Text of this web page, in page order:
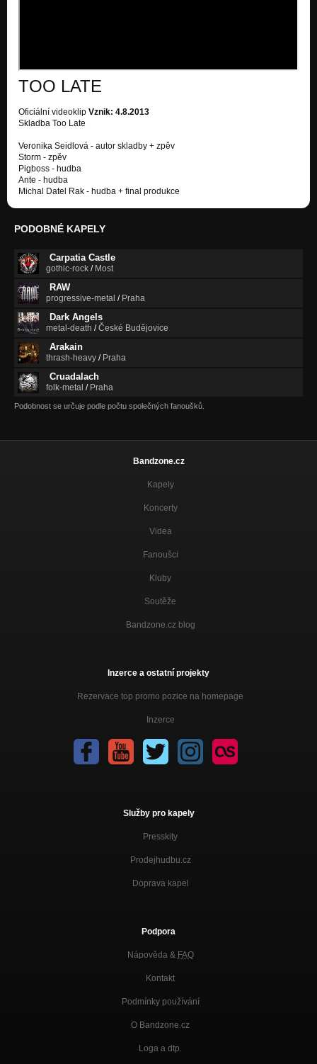
TOO LATE
Oficiální videoklip Vznik: 4.8.2013
Skladba Too Late
Veronika Seidlová - autor skladby + zpěv
Storm - zpěv
Pigboss - hudba
Ante - hudba
Michal Datel Rak - hudba + final produkce
PODOBNÉ KAPELY
Carpatia Castle
gothic-rock / Most
RAW
progressive-metal / Praha
Dark Angels
metal-death /České Budějovice
Arakain
thrash-heavy / Praha
Cruadalach
folk-metal / Praha
Podobnost se určuje podle počtu společných fanoušků.
Bandzone.cz
Kapely
Koncerty
Videa
Fanoušci
Kluby
Soutěže
Bandzone.cz blog
Inzerce a ostatní projekty
Rezervace top promo pozice na homepage
Inzerce
Služby pro kapely
Presskity
Prodejhudbu.cz
Doprava kapel
Podpora
Nápověda & FAQ
Kontakt
Podmínky používání
O Bandzone.cz
Loga a dtp.